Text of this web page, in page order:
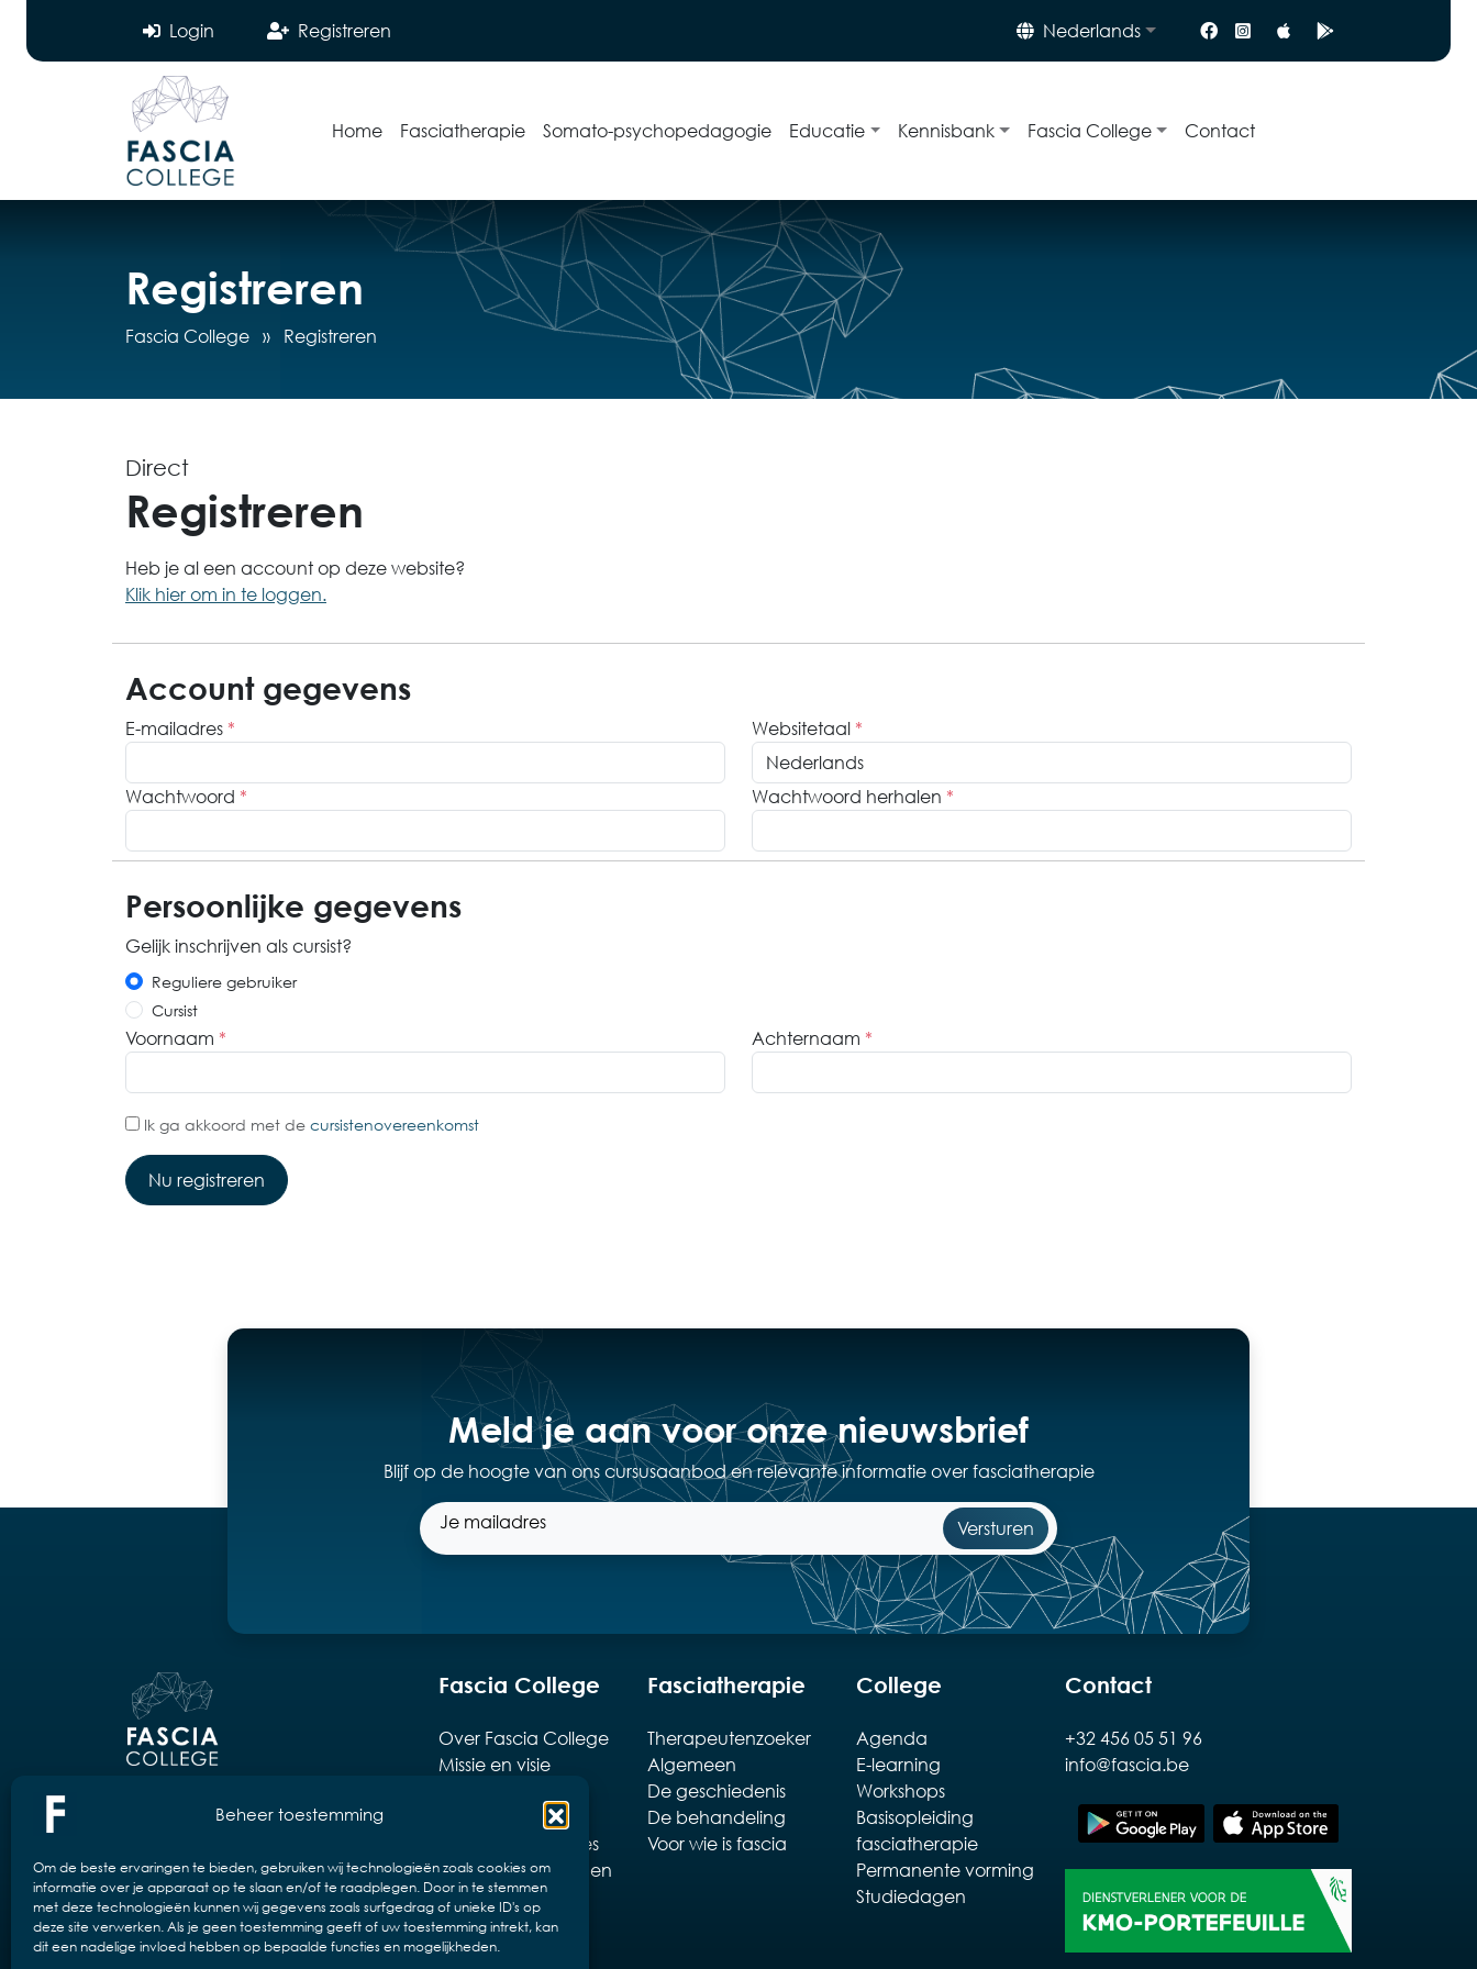
Beheer toestemming
Om de beste ervaringen te bieden, gebruiken wij technologieën zoals cookies om
informatie over je apparaat op te slaan en/of te raadplegen. Door in te stemmen
met deze technologieën kunnen wij gegevens zoals surfgedrag of unieke ID's op
deze site verwerken. Als je geen toestemming geeft of uw toestemming intrekt, kan
dit een nadelige invloed hebben op bepaalde functies en mogelijkheden.
Login Registreren Nederlands
Home Fasciatherapie Somato-psychopedagogie Educatie Kennisbank Fascia College Contact
Registreren
Fascia College » Registreren
Direct
Registreren
Heb je al een account op deze website?
Klik hier om in te loggen.
Account gegevens
E-mailadres * Websitetaal *
Wachtwoord * Wachtwoord herhalen *
Persoonlijke gegevens
Gelijk inschrijven als cursist?
Reguliere gebruiker
Cursist
Voornaam * Achternaam *
Ik ga akkoord met de cursistenovereenkomst
Nu registreren
Meld je aan voor onze nieuwsbrief
Blijf op de hoogte van ons cursusaanbod en relevante informatie over fasciatherapie
Drongenplein 26b3
Fascia College
Over Fascia College
Missie en visie
KMO-portefeuille
Partnerorganisaties
Veelgestelde vragen
Fasciatherapie
Therapeutenzoeker
Algemeen
De geschiedenis
De behandeling
Voor wie is fascia
College
Agenda
E-learning
Workshops
Basisopleiding
fasciatherapie
Permanente vorming
Studiedagen
Contact
+32 456 05 51 96
info@fascia.be